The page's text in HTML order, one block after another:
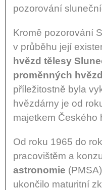
pozorování
Kromě pozorování
v průběhu její
hvězd tělesy
proměnných hvězd
příležitostně byla
hvězdárny je od
majetkem Českého
Od roku 1965 do
pracovištěm a
astronomie
ukončilo maturitní